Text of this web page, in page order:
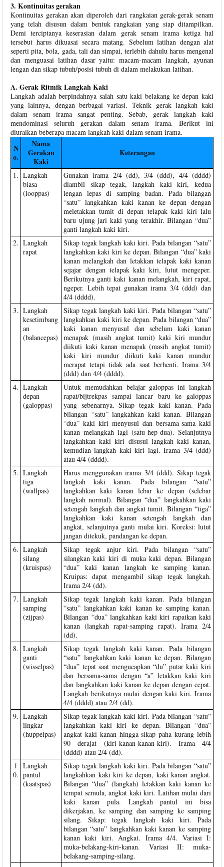
3. Kontinuitas gerakan
Kontinuitas gerakan akan diperoleh dari rangkaian gerak-gerak senam
yang telah disusun dalam bentuk rangkaian yang siap ditampilkan.
Demi terciptanya keserasian dalam gerak senam irama ketiga hal
tersebut harus dikuasai secara matang. Sebelum latihan dengan alat
seperti pita, bola, gada, tali dan simpai, terlebih dahulu harus mengenal
dan menguasai latihan dasar yaitu: macam-macam langkah, ayunan
lengan dan sikap tubuh/posisi tubuh di dalam melakukan latihan.
A. Gerak Ritmik Langkah Kaki
Langkah adalah berpindahnya salah satu kaki belakang ke depan kaki
yang lainnya, dengan berbagai variasi. Teknik gerak langkah kaki
dalam senam irama sangat penting. Sebab, gerak langkah kaki
mendominasi seluruh gerakan dalam senam irama. Berikut ini
diuraikan beberapa macam langkah kaki dalam senam irama.
N
o.
Nama
Gerakan
Kaki
Keterangan
1. Langkah
biasa
(looppas)
Gunakan irama 2/4 (dd), 3/4 (ddd), 4/4 (dddd)
diambil sikap tegak, langkah kaki kiri, kedua
lengan lepas di samping badan. Pada bilangan
“satu” langkahkan kaki kanan ke depan dengan
meletakkan tumit di depan telapak kaki kiri lalu
baru ujung jari kaki yang terakhir. Bilangan “dua”
ganti langkah kaki kiri.
2. Langkah
rapat
Sikap tegak langkah kaki kiri. Pada bilangan “satu”
langkahkan kaki kiri ke depan. Bilangan “dua” kaki
kanan melangkah dan letakkan telapak kaki kanan
sejajar dengan telapak kaki kiri, lutut mengeper.
Berikutnya ganti kaki kanan melangkah, kiri rapat,
ngeper. Lebih tepat gunakan irama 3/4 (ddd) dan
4/4 (dddd).
3. Langkah
kesetimbang
an
(balancepas)
Sikap tegak langkah kaki kiri. Pada bilangan “satu”
langkahkan kaki kiri ke depan. Pada bilangan “dua”
kaki kanan menyusul dan sebelum kaki kanan
menapak (masih angkat tumit) kaki kiri mundur
diikuti kaki kanan menapak (masih angkat tumit)
kaki kiri mundur diikuti kaki kanan mundur
merapat tetapi tidak ada saat berhenti. Irama 3/4
(ddd) dan 4/4 (dddd).
4. Langkah
depan
(galoppas)
Untuk memudahkan belajar galoppas ini langkah
rapat/bijtrekpas sampai lancar baru ke galoppas
yang sebenarnya. Sikap tegak kaki kanan. Pada
bilangan “satu” langkahkan kaki kanan. Bilangan
“dua” kaki kiri menyusul dan bersama-sama kaki
kanan melangkah lagi (satu-hep-dua). Selanjutnya
langkahkan kaki kiri disusul langkah kaki kanan,
kemudian langkah kaki kiri lagi. Irama 3/4 (ddd)
atau 4/4 (dddd).
5. Langkah
tiga
(wallpas)
Harus menggunakan irama 3/4 (ddd). Sikap tegak
langkah kaki kanan. Pada bilangan “satu”
langkahkan kaki kanan lebar ke depan (selebar
langkah normal). Bilangan “dua” langkahkan kaki
setengah langkah dan angkat tumit. Bilangan “tiga”
langkahkan kaki kanan setengah langkah dan
angkat, selanjutnya ganti mulai kiri. Koreksi: lutut
jangan ditekuk, pandangan ke depan.
6. Langkah
silang
(kruispas)
Sikap tegak anjur kiri. Pada bilangan “satu”
silangkan kaki kiri di muka kaki depan. Bilangan
“dua” kaki kanan langkah ke samping kanan.
Kruipas: dapat mengambil sikap tegak langkah.
Irama 2/4 (dd).
7. Langkah
samping
(zijpas)
Sikap tegak langkah kaki kanan. Pada bilangan
“satu” langkahkan kaki kanan ke samping kanan.
Bilangan “dua” langkahkan kaki kiri rapatkan kaki
kanan (langkah rapat-samping rapat). Irama 2/4
(dd).
8. Langkah
ganti
(wisselpas)
Sikap tegak langkah kaki kanan. Pada bilangan
“satu” langkahkan kaki kanan ke depan. Bilangan
“dua” tepat saat mengucapkan “du” putar kaki kiri
dan bersama-sama dengan “a” letakkan kaki kiri
dan langkahkan kaki kanan ke depan dengan cepat.
Langkah berikutnya mulai dengan kaki kiri. Irama
4/4 (dddd) atau 2/4 (dd).
9. Langkah
lingkar
(huppelpas)
Sikap tegak langkah kaki kiri. Pada bilangan “satu”
langkahkan kaki kiri ke depan. Bilangan “dua”
angkat kaki kanan hingga sikap paha kurang lebih
90 derajat (kiri-kanan-kanan-kiri). Irama 4/4
(dddd) atau 2/4 (dd).
1
0.
Langkah
pantul
(kaatspas)
Sikap tegak langkah kaki kiri. Pada bilangan “satu”
langkahkan kaki kiri ke depan, kaki kanan angkat.
Bilangan “dua” (langkah) letakkan kaki kanan ke
tempat semula, angkat kaki kiri. Latihan mulai dari
kaki kanan pula. Langkah pantul ini bisa
dikerjakan, ke samping dan samping ke samping
silang. Sikap: tegak langkah kaki kiri. Pada
bilangan “satu” langkahkan kaki kanan ke samping
kanan kaki kiri. Angkat. Irama 4/4. Variasi I:
muka-belakang-kiri-kanan. Variasi II: muka-
belakang-samping-silang.